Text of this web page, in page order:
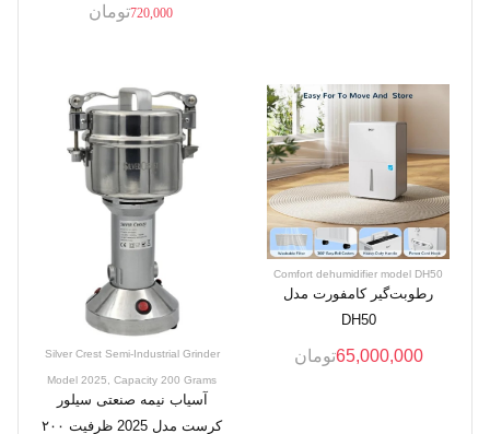
720,000 تومان
Comfort dehumidifier model DH50
رطوبت‌گیر کامفورت مدل
DH50
65,000,000تومان Silver Crest Semi-Industrial Grinder
Model 2025, Capacity 200 Grams
آسیاب نیمه صنعتی سیلور
کرست مدل 2025 ظرفیت ۲۰۰